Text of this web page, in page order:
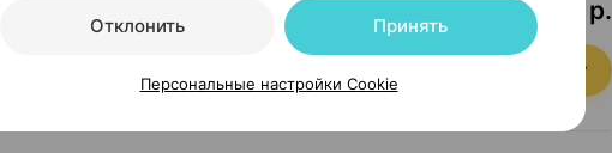
Гедеон Рихтер Польша,
30,96 — 56,80 р.
В корзину
Отклонить Принять
Персональные настройки Cookie